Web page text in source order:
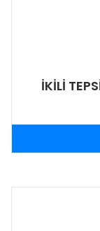
İKİLİ